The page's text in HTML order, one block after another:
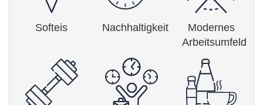
Softeis Nachhaltigkeit
Modernes
Arbeitsumfeld